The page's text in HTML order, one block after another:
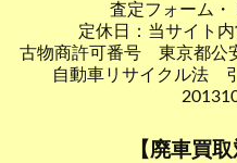
査定フォーム・
定休日：当サイト
古物商許可番号 東京都公
自動車リサイクル法
【廃車買